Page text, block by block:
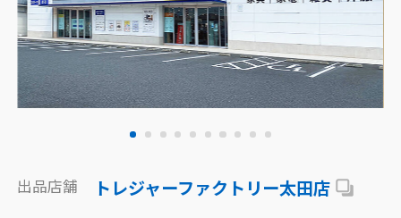
出品店舗 トレジャーファクトリー太田店